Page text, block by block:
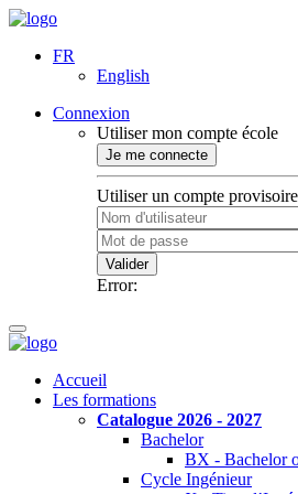
FR
English
Connexion
Utiliser mon compte école
Je me connecte
Utiliser un compte provisoire
Valider
Error:
Accueil
Les formations
Catalogue 2026 - 2027
Bachelor
BX - Bachelor
Cycle Ingénieur